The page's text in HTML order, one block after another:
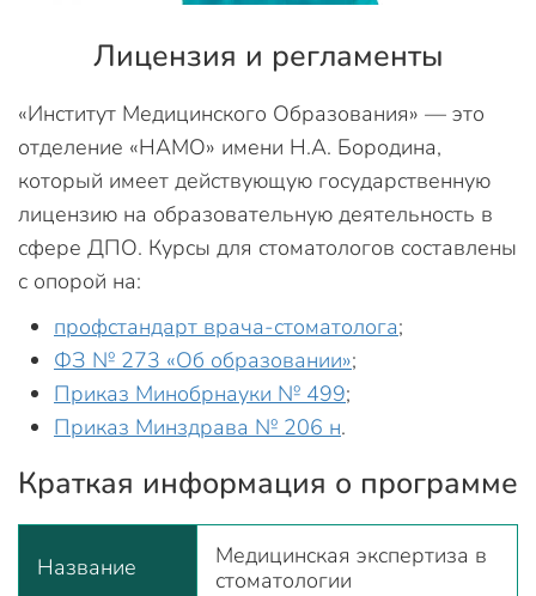
Лицензия и регламенты
«Институт Медицинского Образования» — это
отделение «НАМО» имени Н.А. Бородина,
который имеет действующую государственную
лицензию на образовательную деятельность в
сфере ДПО. Курсы для стоматологов составлены
с опорой на:
профстандарт врача-стоматолога;
ФЗ № 273 «Об образовании»;
Приказ Минобрнауки № 499;
Приказ Минздрава № 206 н.
Краткая информация о программе
Название
Медицинская экспертиза в
стоматологии